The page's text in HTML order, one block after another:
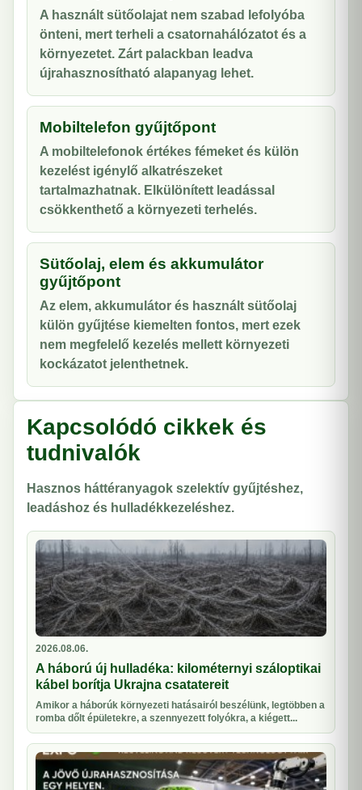
A használt sütőolajat nem szabad lefolyóba
önteni, mert terheli a csatornahálózatot és a
környezetet. Zárt palackban leadva
újrahasznosítható alapanyag lehet.
Mobiltelefon gyűjtőpont
A mobiltelefonok értékes fémeket és külön
kezelést igénylő alkatrészeket
tartalmazhatnak. Elkülönített leadással
csökkenthető a környezeti terhelés.
Sütőolaj, elem és akkumulátor
gyűjtőpont
Az elem, akkumulátor és használt sütőolaj
külön gyűjtése kiemelten fontos, mert ezek
nem megfelelő kezelés mellett környezeti
kockázatot jelenthetnek.
Kapcsolódó cikkek és
tudnivalók
Hasznos háttéranyagok szelektív gyűjtéshez,
leadáshoz és hulladékkezeléshez.
2026.08.06.
A háború új hulladéka: kilométernyi száloptikai
kábel borítja Ukrajna csatatereit
Amikor a háborúk környezeti hatásairól beszélünk, legtöbben a
romba dőlt épületekre, a szennyezett folyókra, a kiégett...